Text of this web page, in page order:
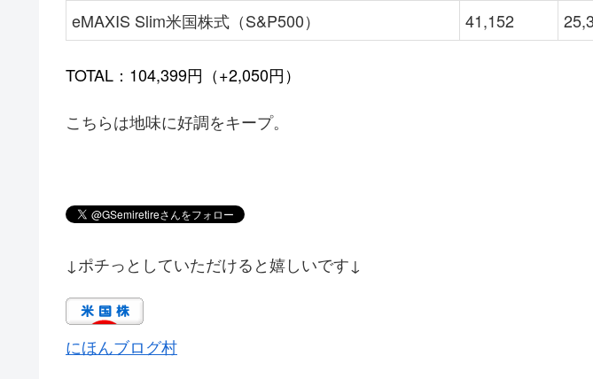
eMAXIS Slim米国株式（S&P500）
41,152
TOTAL：104,399円（+2,050円）
こちらは地味に好調をキープ。
↓ポチっとしていただけると嬉しいです↓
にほんブログ村